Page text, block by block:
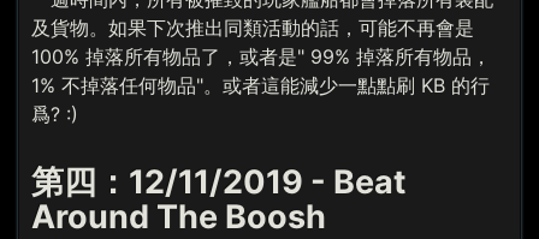
及貨物。如果下次推出同類活動的話，可能不再會是
100% 掉落所有物品了，或者是" 99% 掉落所有物品，
1% 不掉落任何物品"。或者這能減少一點點刷 KB 的行
爲? :)
第四：12/11/2019 - Beat
Around The Boosh